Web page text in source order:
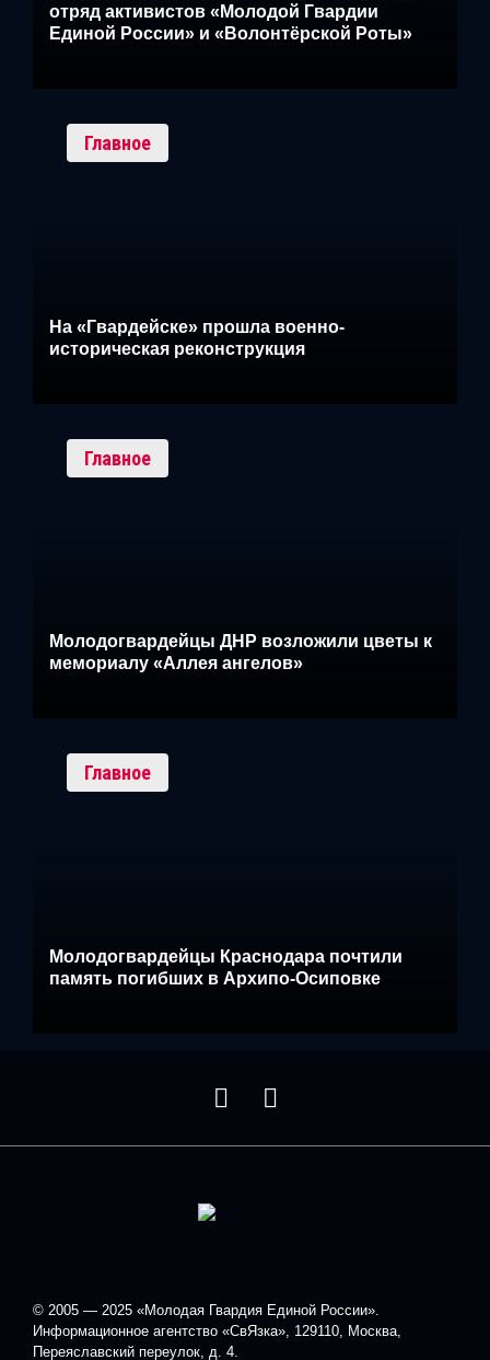
отряд активистов «Молодой Гвардии
Единой России» и «Волонтёрской Роты»
Главное
На «Гвардейске» прошла военно-
историческая реконструкция
Главное
Молодогвардейцы ДНР возложили цветы к
мемориалу «Аллея ангелов»
Главное
Молодогвардейцы Краснодара почтили
память погибших в Архипо-Осиповке
© 2005 — 2025 «Молодая Гвардия Единой России».
Информационное агентство «СвЯзка», 129110, Москва,
Переяславский переулок, д. 4.